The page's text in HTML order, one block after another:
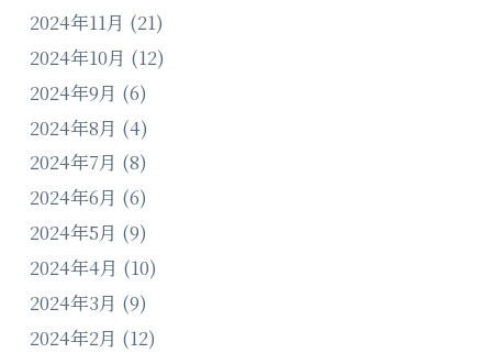
2024年11月 (21)
2024年10月 (12)
2024年9月 (6)
2024年8月 (4)
2024年7月 (8)
2024年6月 (6)
2024年5月 (9)
2024年4月 (10)
2024年3月 (9)
2024年2月 (12)